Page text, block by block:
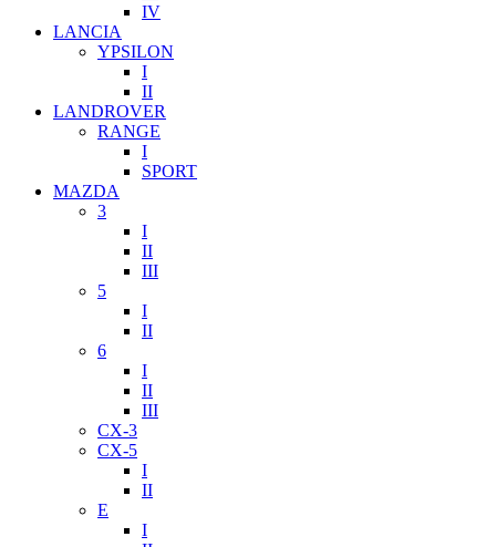
IV
LANCIA
YPSILON
I
II
LANDROVER
RANGE
I
SPORT
MAZDA
3
I
II
III
5
I
II
6
I
II
III
CX-3
CX-5
I
II
E
I